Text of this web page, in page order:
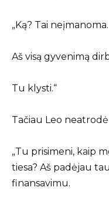
„Ką? Tai neįmanoma.
Aš visą gyvenimą
Tu klysti.“
Tačiau Leo
„Tu prisimeni, kaip
tiesa? Aš padėjau
finansavimu.